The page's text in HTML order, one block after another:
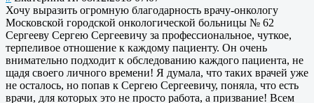
Хочу выразить огромную благодарность врачу-онкологу
Московской городской онкологической больницы № 62
Сергееву Сергею Сергеевичу за профессиональное, чуткое,
терпеливое отношение к каждому пациенту. Он очень
внимательно подходит к обследованию каждого пациента, не
щадя своего личного времени! Я думала, что таких врачей уже
не осталось, но попав к Сергею Сергеевичу, поняла, что есть
врачи, для которых это не просто работа, а призвание! Всем